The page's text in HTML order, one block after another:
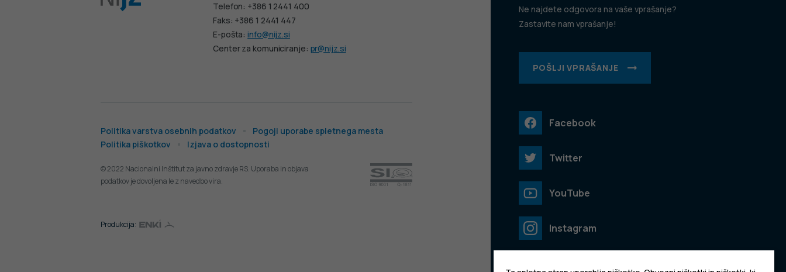
Telefon: +386 1 2441 400
Faks: +386 1 2441 447
E-pošta:info@nijz.si
Center za komuniciranje: pr@nijz.si
Politika varstva osebnih podatkov
Pogoji uporabe spletnega mesta
Politika piškotkov
Izjava o dostopnosti
© 2022 Nacionalni Inštitut za javno zdravje RS. Uporaba in objava
podatkov je dovoljena le z navedbo vira.
Produkcija:
Ne najdete odgovora na vaše vprašanje?
Zastavite nam vprašanje!
POŠLJI VPRAŠANJE
Facebook
Twitter
YouTube
Instagram